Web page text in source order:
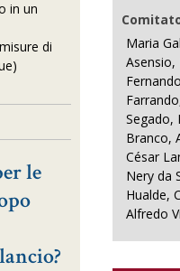
in un
di
le
Maria
Asensio,
Segado,
Branco,
César
Nery da
Hualde,
Alfredo